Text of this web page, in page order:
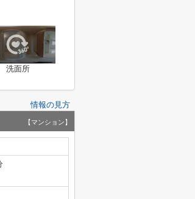
洗面所
情報の見方
【マンション】